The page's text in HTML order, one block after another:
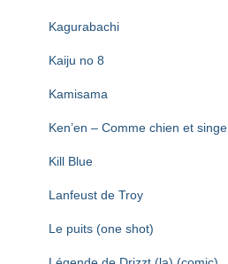
Kagurabachi
Kaiju no 8
Kamisama
Ken’en – Comme chien et singe
Kill Blue
Lanfeust de Troy
Le puits (one shot)